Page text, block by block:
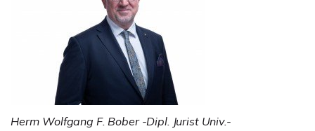
Herrn Wolfgang F. Bober -Dipl. Jurist Univ.-